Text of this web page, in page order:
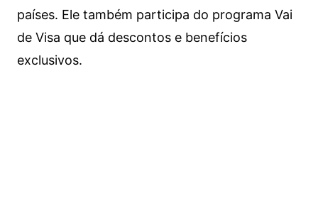
países. Ele também participa do programa Vai
de Visa que dá descontos e benefícios
exclusivos.